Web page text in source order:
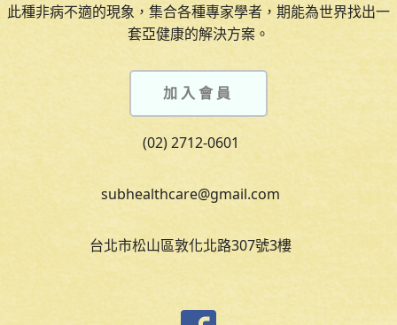
此種非病不適的現象，集合各種專家學者，期能為世界找出一
套亞健康的解決方案。
加入會員
(02) 2712-0601
subhealthcare@gmail.com
台北市松山區敦化北路307號3樓